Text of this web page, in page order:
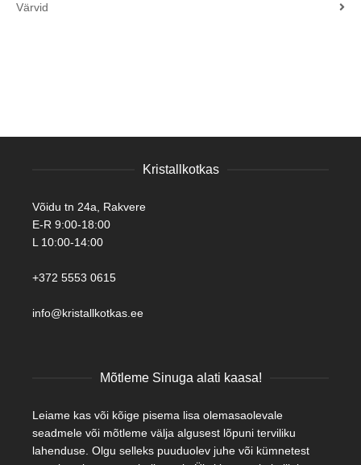
Värvid
Kristallkotkas
Võidu tn 24a, Rakvere
E-R 9:00-18:00
L 10:00-14:00
+372 5553 0615
info@kristallkotkas.ee
Mõtleme Sinuga alati kaasa!
Leiame kas või kõige pisema lisa olemasaolevale
seadmele või mõtleme välja algusest lõpuni terviliku
lahenduse. Olgu selleks puuduolev juhe või kümnetest